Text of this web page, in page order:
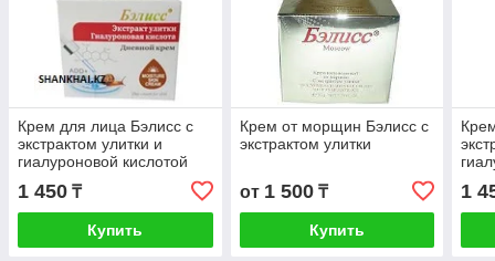
Крем для лица Бэлисс с
экстрактом улитки и
гиалуроновой кислотой
дневной
1 450 ₸
Купить
Крем от морщин Бэлисс с
экстрактом улитки
от 1 500₸
Купить
1